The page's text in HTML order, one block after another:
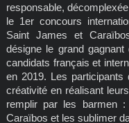
responsable,
le 1er concours
Saint James et
désigne le grand
candidats français et
en 2019. Les participants
créativité en réalisant
remplir par les barmen
Caraïbos et les sublimer